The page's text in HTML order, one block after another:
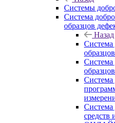
Системы
Система
образцов
Назад
Система
Система
Система
Система